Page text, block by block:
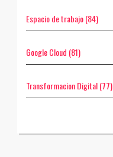
Espacio de trabajo(84)
Google Cloud (81)
Transformacion Digital(77)